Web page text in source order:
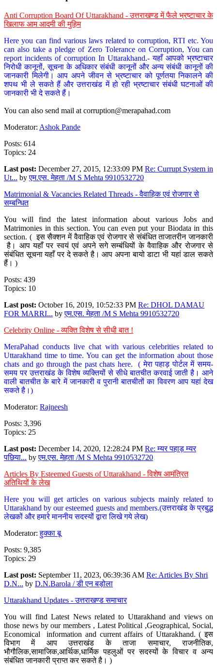
Anti Corruption Board Of Uttarakhand - उत्तराखण्ड में फैले भ्रष्टाचार के
खिलाफ आम आदमी की मुहिम
Here you can find various laws related to corruption, RTI etc. You
can also take a pledge of Zero Tolerance on Corruption, You can
report incidents of corruption In Uttarakhand.- यहाँ आपको भ्रष्टाचार
निरोधी कानूनों, सूचना के अधिकार संबंधी कानूनों और अन्य संबंधी कानूनों की
जानकारी मिलेगी। आप अपने जीवन से भ्रष्टाचार को पूर्णतया निकालने की
शपथ भी ले सकते हैं और उत्तराखंड में हो रही भ्रष्टाचार संबंधी घटनाओं की
जानकारी भी दे सकते हैं।
You can also send mail at corruption@merapahad.com
Moderator: Ashok Pande
Posts: 614
Topics: 24
Last post: December 27, 2015, 12:33:09 PM Re: Currupt System in
Ut... byएम.एस. मेहता /M S Mehta 9910532720
Matrimonial & Vacancies Related Threads - वैवाहिक एवं रोजगार से
सम्बन्धित
You will find the latest information about various Jobs and
Matrimonies in this section. You can even put your Biodata in this
section. ( इस सैक्शन में वैवाहिक एवं रोजगार से संबंधित ताजातरीन जानकारी
है। आप यहाँ पर स्वयं एवं अपने सगे सम्बंधियों के वैवाहिक और रोजगार से
संबंधित सूचना यहाँ पर दे सकते है। आप अपना बायो डाटा भी यहां डाल सकते
हैं। )
Posts: 439
Topics: 10
Last post: October 16, 2019, 10:52:33 PM Re: DHOL DAMAU
FOR MARRI... byएम.एस. मेहता /M S Mehta 9910532720
Celebrity Online - व्यक्ति विशेष से सीधी बात !
MeraPahad conducts live chat with various celebrities related to
Uttarakhand time to time. You can get the information about those
chats and go through the past chats here. ( मेरा पहाड़ पोर्टल में समय-
समय पर उत्तराखंड के विशेष व्यक्तियों से सीधे बातचीत करवाई जाती है। आने
वाली बातचीत के बारे में जानकारी व पुरानी बातचीतों का विवरण आप यहां देख
सकते है।)
Moderator: Rajneesh
Posts: 3,396
Topics: 25
Last post: December 14, 2020, 12:28:24 PM Re: म्यर पहाड़ म्यर
पछिया... byएम.एस. मेहता /M S Mehta 9910532720
Articles By Esteemed Guests of Uttarakhand - विशेष आमंत्रित
अतिथियों के लेख
Here you will get articles on various subjects mainly related to
Uttarakhand by our esteemed guests and members.(उत्तराखंड के प्रबुद्ध
लेखकों और हमारे माननीय सदस्यों द्वारा लिखे गये लेख)
Moderator:हुक्का बू
Posts: 9,385
Topics: 29
Last post: September 11, 2023, 06:39:36 AM Re: Articles By Shri
D.N... by D.N.Barola / डी एन बड़ोला
Uttarakhand Updates - उत्तराखण्ड समाचार
You will find Latest News related to Uttarakhand and views on
those news by our members , Latest Political ,Geographical, Social,
Economical information and current affairs of Uttarakhand. ( इस
विभाग में आप उत्तराखंड के ताजा समाचार, राजनीतिक,
भौगौलिक,सामाजिक,आर्थिक,धार्मिक पहलुओं पर सदस्यों के विचार व अन्य
संबंधित जानकारी प्राप्त कर सकते है। )